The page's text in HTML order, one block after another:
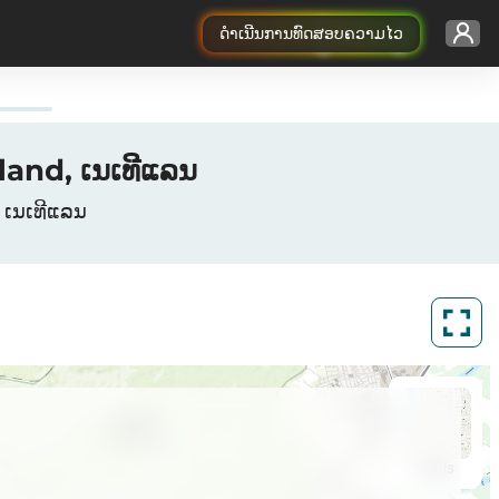
ດຳເນີນການທົດສອບຄວາມໄວ
ເນເທີແລນ
ເນເທີແລນ